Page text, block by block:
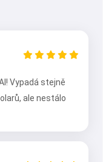
Vypadá stejně
ale nestálo